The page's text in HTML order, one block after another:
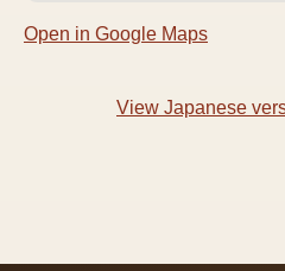
Open in Google Maps
View Japanese